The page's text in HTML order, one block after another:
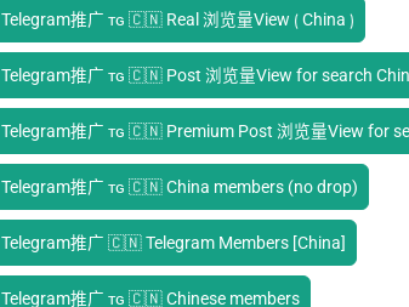
Telegram推广 ᴛɢ 🇨🇳 Real 浏览量View ⟮ China ⟯
Telegram推广 ᴛɢ 🇨🇳 Post 浏览量View for search
Telegram推广 ᴛɢ 🇨🇳 Premium Post 浏览量View for
Telegram推广 ᴛɢ 🇨🇳 China members (no drop)
Telegram推广 🇨🇳 Telegram Members [China]
Telegram推广 ᴛɢ 🇨🇳 Chinese members